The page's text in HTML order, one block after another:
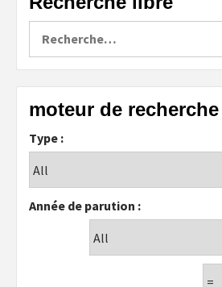
moteur de recherche
Type :
Année de parution :